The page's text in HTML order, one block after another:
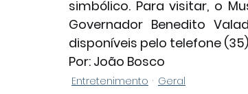
simbólico. Para visitar, o
Governador Benedito
disponíveis pelo telefone
Por: João Bosco
Entretenimento Geral